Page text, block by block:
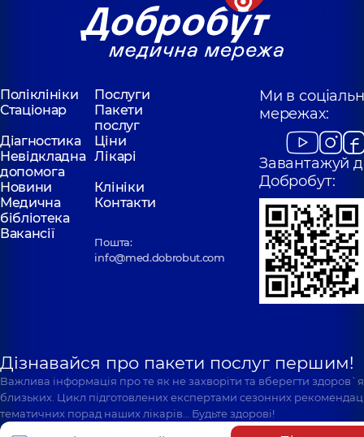
Поліклініки
Послуги
Стаціонар
Пакети
послуг
Діагностика
Ціни
Невідкладна
допомога
Лікарі
Новини
Клініки
Медична
бібліотека
Контакти
Вакансії
Пошта:
info@med.dobrobut.com
Ми в
мережах:
Завантажуй
Добробут:
Дізнавайся про пакети послуг першим!
Важлива інформація про те як не захворіти та вберегти
близьких. Цикл підготовлених експертами сезонних
тематичних порад наших лікарів… Будьте здорові!